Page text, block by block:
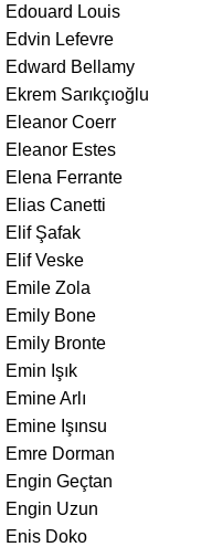
Edouard Louis
Edvin Lefevre
Edward Bellamy
Ekrem Sarıkçıoğlu
Eleanor Coerr
Eleanor Estes
Elena Ferrante
Elias Canetti
Elif Şafak
Elif Veske
Emile Zola
Emily Bone
Emily Bronte
Emin Işık
Emine Arlı
Emine Işınsu
Emre Dorman
Engin Geçtan
Engin Uzun
Enis Doko